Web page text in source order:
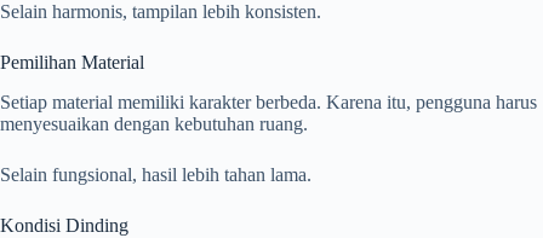
Selain harmonis, tampilan lebih konsisten.
Pemilihan Material
Setiap material memiliki karakter berbeda. Karena itu, pengguna harus
menyesuaikan dengan kebutuhan ruang.
Selain fungsional, hasil lebih tahan lama.
Kondisi Dinding